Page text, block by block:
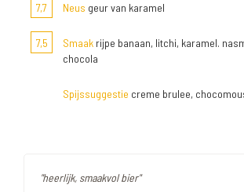
7,7 Neus geur van karamel
7,5 Smaak rijpe banaan, litchi, karamel.
chocola
Spijssuggestie creme brulee,
"heerlijk, smaakvol bier"